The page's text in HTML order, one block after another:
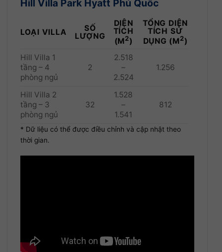
Hill Villa Park Hyatt Phú Quốc
LOẠI VILLA
SỐ
LƯỢNG
DIỆN
TÍCH
(M2)
TỔNG DIỆN
TÍCH SỬ
DỤNG (M2)
Hill Villa 1
tầng – 4
phòng ngủ
2
2.518
–
2.524
1.256
Hill Villa 2
tầng – 3
phòng ngủ
32
1.528
–
1.541
812
* Dữ liệu có thể được điều chỉnh và cập nhật theo
thời gian.